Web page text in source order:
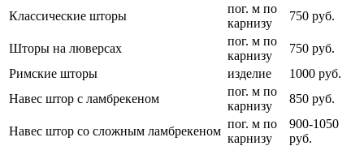
Классические шторы
пог. м по
карнизу
750 руб.
Шторы на люверсах
пог. м по
карнизу
750 руб.
Римские шторы
изделие
1000 руб.
Навес штор с ламбрекеном
пог. м по
карнизу
850 руб.
Навес штор со сложным ламбрекеном
пог. м по
карнизу
900-1050
руб.